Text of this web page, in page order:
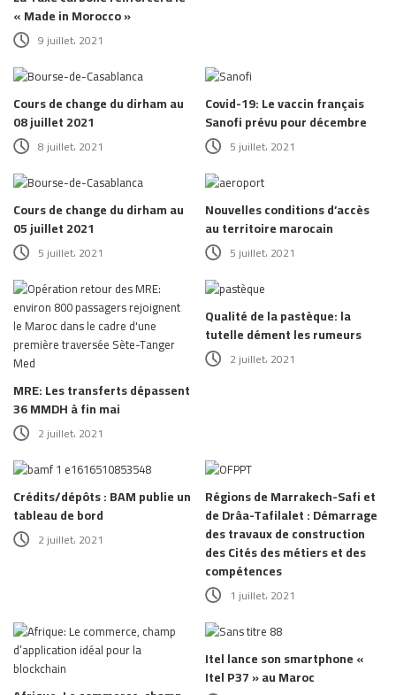
« Made in Morocco »
9 juillet، 2021
Cours de change du dirham au
08 juillet 2021
8 juillet، 2021
Covid-19: Le vaccin français
Sanofi prévu pour décembre
5 juillet، 2021
Cours de change du dirham au
05 juillet 2021
5 juillet، 2021
Nouvelles conditions d’accès
au territoire marocain
5 juillet، 2021
MRE: Les transferts dépassent
36 MMDH à fin mai
2 juillet، 2021
Qualité de la pastèque: la
tutelle dément les rumeurs
2 juillet، 2021
Crédits/dépôts : BAM publie un
tableau de bord
2 juillet، 2021
Régions de Marrakech-Safi et
de Drâa-Tafilalet : Démarrage
des travaux de construction
des Cités des métiers et des
compétences
1 juillet، 2021
Itel lance son smartphone «
Itel P37 » au Maroc